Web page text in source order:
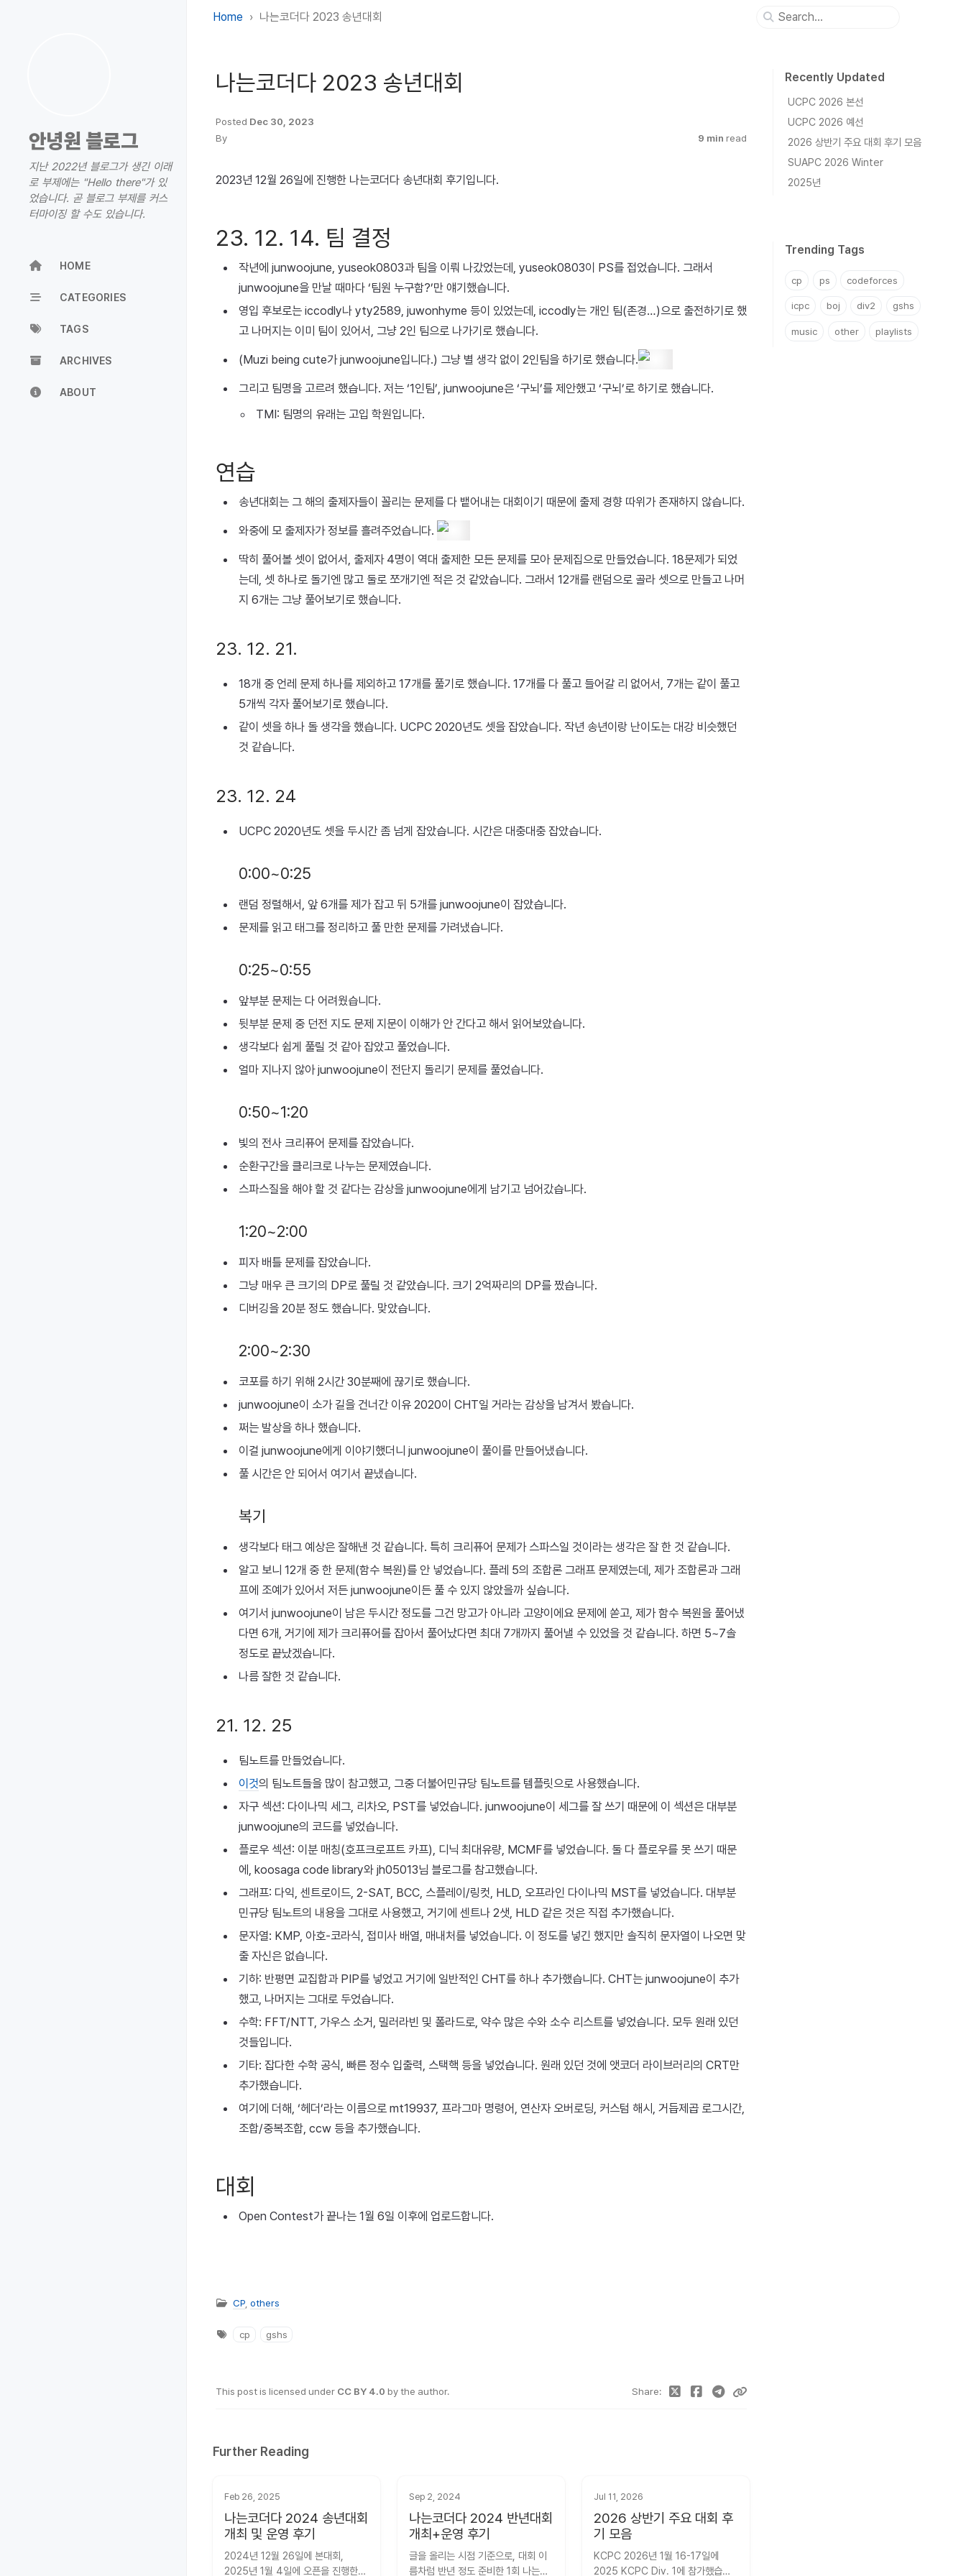
안녕원 블로그
지난 2022년 블로그가 생긴 이래
로 부제에는 "Hello there"가 있
었습니다. 곧 블로그 부제를 커스
터마이징 할 수도 있습니다.
HOME
CATEGORIES
TAGS
ARCHIVES
ABOUT
Home 나는코더다 2023 송년대회
나는코더다 2023 송년대회
Posted Dec 30, 2023
By
9 min read
2023년 12월 26일에 진행한 나는코더다 송년대회 후기입니다.
23. 12. 14. 팀 결정
작년에 junwoojune, yuseok0803과 팀을 이뤄 나갔었는데, yuseok0803이 PS를 접었습니다. 그래서
junwoojune을 만날 때마다 ‘팀원 누구함?’만 얘기했습니다.
영입 후보로는 iccodly나 yty2589, juwonhyme 등이 있었는데, iccodly는 개인 팀(존경…)으로 출전하기로 했
고 나머지는 이미 팀이 있어서, 그냥 2인 팀으로 나가기로 했습니다.
(Muzi being cute가 junwoojune입니다.) 그냥 별 생각 없이 2인팀을 하기로 했습니다.
그리고 팀명을 고르려 했습니다. 저는 ‘1인팀’, junwoojune은 ‘구뇌’를 제안했고 ‘구뇌’로 하기로 했습니다.
TMI: 팀명의 유래는 고입 학원입니다.
연습
송년대회는 그 해의 출제자들이 꼴리는 문제를 다 뱉어내는 대회이기 때문에 출제 경향 따위가 존재하지 않습니다.
와중에 모 출제자가 정보를 흘려주었습니다.
딱히 풀어볼 셋이 없어서, 출제자 4명이 역대 출제한 모든 문제를 모아 문제집으로 만들었습니다. 18문제가 되었
는데, 셋 하나로 돌기엔 많고 둘로 쪼개기엔 적은 것 같았습니다. 그래서 12개를 랜덤으로 골라 셋으로 만들고 나머
지 6개는 그냥 풀어보기로 했습니다.
23. 12. 21.
18개 중 언레 문제 하나를 제외하고 17개를 풀기로 했습니다. 17개를 다 풀고 들어갈 리 없어서, 7개는 같이 풀고
5개씩 각자 풀어보기로 했습니다.
같이 셋을 하나 돌 생각을 했습니다. UCPC 2020년도 셋을 잡았습니다. 작년 송년이랑 난이도는 대강 비슷했던
것 같습니다.
23. 12. 24
UCPC 2020년도 셋을 두시간 좀 넘게 잡았습니다. 시간은 대충대충 잡았습니다.
0:00~0:25
랜덤 정렬해서, 앞 6개를 제가 잡고 뒤 5개를 junwoojune이 잡았습니다.
문제를 읽고 태그를 정리하고 풀 만한 문제를 가려냈습니다.
0:25~0:55
앞부분 문제는 다 어려웠습니다.
뒷부분 문제 중 던전 지도 문제 지문이 이해가 안 간다고 해서 읽어보았습니다.
생각보다 쉽게 풀릴 것 같아 잡았고 풀었습니다.
얼마 지나지 않아 junwoojune이 전단지 돌리기 문제를 풀었습니다.
0:50~1:20
빛의 전사 크리퓨어 문제를 잡았습니다.
순환구간을 클리크로 나누는 문제였습니다.
스파스질을 해야 할 것 같다는 감상을 junwoojune에게 남기고 넘어갔습니다.
1:20~2:00
피자 배틀 문제를 잡았습니다.
그냥 매우 큰 크기의 DP로 풀릴 것 같았습니다. 크기 2억짜리의 DP를 짰습니다.
디버깅을 20분 정도 했습니다. 맞았습니다.
2:00~2:30
코포를 하기 위해 2시간 30분째에 끊기로 했습니다.
junwoojune이 소가 길을 건너간 이유 2020이 CHT일 거라는 감상을 남겨서 봤습니다.
쩌는 발상을 하나 했습니다.
이걸 junwoojune에게 이야기했더니 junwoojune이 풀이를 만들어냈습니다.
풀 시간은 안 되어서 여기서 끝냈습니다.
복기
생각보다 태그 예상은 잘해낸 것 같습니다. 특히 크리퓨어 문제가 스파스일 것이라는 생각은 잘 한 것 같습니다.
알고 보니 12개 중 한 문제(함수 복원)를 안 넣었습니다. 플레 5의 조합론 그래프 문제였는데, 제가 조합론과 그래
프에 조예가 있어서 저든 junwoojune이든 풀 수 있지 않았을까 싶습니다.
여기서 junwoojune이 남은 두시간 정도를 그건 망고가 아니라 고양이에요 문제에 쏟고, 제가 함수 복원을 풀어냈
다면 6개, 거기에 제가 크리퓨어를 잡아서 풀어났다면 최대 7개까지 풀어낼 수 있었을 것 같습니다. 하면 5~7솔
정도로 끝났겠습니다.
나름 잘한 것 같습니다.
21. 12. 25
팀노트를 만들었습니다.
이것의 팀노트들을 많이 참고했고, 그중 더불어민규당 팀노트를 템플릿으로 사용했습니다.
자구 섹션: 다이나믹 세그, 리차오, PST를 넣었습니다. junwoojune이 세그를 잘 쓰기 때문에 이 섹션은 대부분
junwoojune의 코드를 넣었습니다.
플로우 섹션: 이분 매칭(호프크로프트 카프), 디닉 최대유량, MCMF를 넣었습니다. 둘 다 플로우를 못 쓰기 때문
에, koosaga code library와 jh05013님 블로그를 참고했습니다.
그래프: 다익, 센트로이드, 2-SAT, BCC, 스플레이/링컷, HLD, 오프라인 다이나믹 MST를 넣었습니다. 대부분
민규당 팀노트의 내용을 그대로 사용했고, 거기에 센트나 2샛, HLD 같은 것은 직접 추가했습니다.
문자열: KMP, 아호-코라식, 접미사 배열, 매내처를 넣었습니다. 이 정도를 넣긴 했지만 솔직히 문자열이 나오면 맞
출 자신은 없습니다.
기하: 반평면 교집합과 PIP를 넣었고 거기에 일반적인 CHT를 하나 추가했습니다. CHT는 junwoojune이 추가
했고, 나머지는 그대로 두었습니다.
수학: FFT/NTT, 가우스 소거, 밀러라빈 및 폴라드로, 약수 많은 수와 소수 리스트를 넣었습니다. 모두 원래 있던
것들입니다.
기타: 잡다한 수학 공식, 빠른 정수 입출력, 스택핵 등을 넣었습니다. 원래 있던 것에 앳코더 라이브러리의 CRT만
추가했습니다.
여기에 더해, ‘헤더’라는 이름으로 mt19937, 프라그마 명령어, 연산자 오버로딩, 커스텀 해시, 거듭제곱 로그시간,
조합/중복조합, ccw 등을 추가했습니다.
대회
Open Contest가 끝나는 1월 6일 이후에 업로드합니다.
CP others
cp gshs
This post is licensed under CC BY 4.0 by the author. Share
Recently Updated
UCPC 2026 본선
UCPC 2026 예선
2026 상반기 주요 대회 후기 모음
SUAPC 2026 Winter
2025년
Trending Tags
cp ps codeforces
icpc boj div2 gshs
music other playlists
Further Reading
Feb 26, 2025
나는코더다 2024 송년대회
개최 및 운영 후기
2024년 12월 26일에 본대회,
2025년 1월 4일에 오픈을 진행한
Sep 2, 2024
나는코더다 2024 반년대회
개최+운영 후기
글을 올리는 시점 기준으로, 대회 이
름차럼 반년 정도 준비한 1회 나는코
Jul 11, 2026
2026 상반기 주요 대회 후
기 모음
KCPC 2026년 1월 16-17일에
2025 KCPC Div. 1에 참가했습니